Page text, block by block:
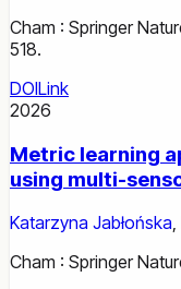
Cham : Springer
518.
DOILink
2026
Metric learning
using multi-
Katarzyna Jabłońska,
Cham : Springer